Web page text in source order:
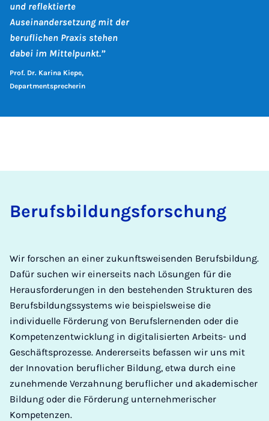
und reflektierte
Auseinandersetzung mit der
beruflichen Praxis stehen
dabei im Mittelpunkt.”
Prof. Dr. Karina Kiepe,
Departmentsprecherin
Berufsbildungsforschung
Wir forschen an einer zukunftsweisenden Berufsbildung.
Dafür suchen wir einerseits nach Lösungen für die
Herausforderungen in den bestehenden Strukturen des
Berufsbildungssystems wie beispielsweise die
individuelle Förderung von Berufslernenden oder die
Kompetenzentwicklung in digitalisierten Arbeits- und
Geschäftsprozesse. Andererseits befassen wir uns mit
der Innovation beruflicher Bildung, etwa durch eine
zunehmende Verzahnung beruflicher und akademischer
Bildung oder die Förderung unternehmerischer
Kompetenzen.